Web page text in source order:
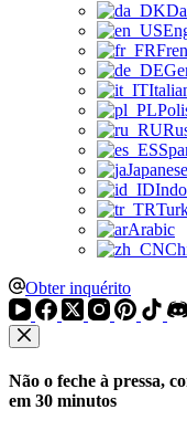
Japanese
Arabic
Obter inquérito
Não o feche à pressa,
em 30 minutos